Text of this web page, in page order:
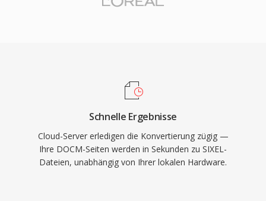
Schnelle Ergebnisse
Cloud-Server erledigen die Konvertierung zügig —
Ihre DOCM-Seiten werden in Sekunden zu SIXEL-
Dateien, unabhängig von Ihrer lokalen Hardware.